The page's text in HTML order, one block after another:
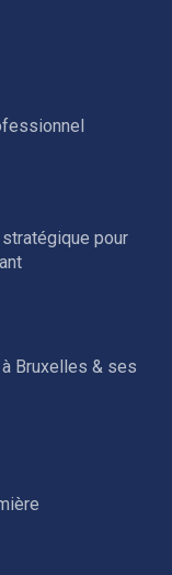
pour
Bruxelles & ses